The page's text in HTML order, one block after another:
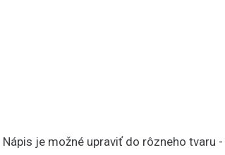
Nápis je možné upraviť do rôzneho tvaru -